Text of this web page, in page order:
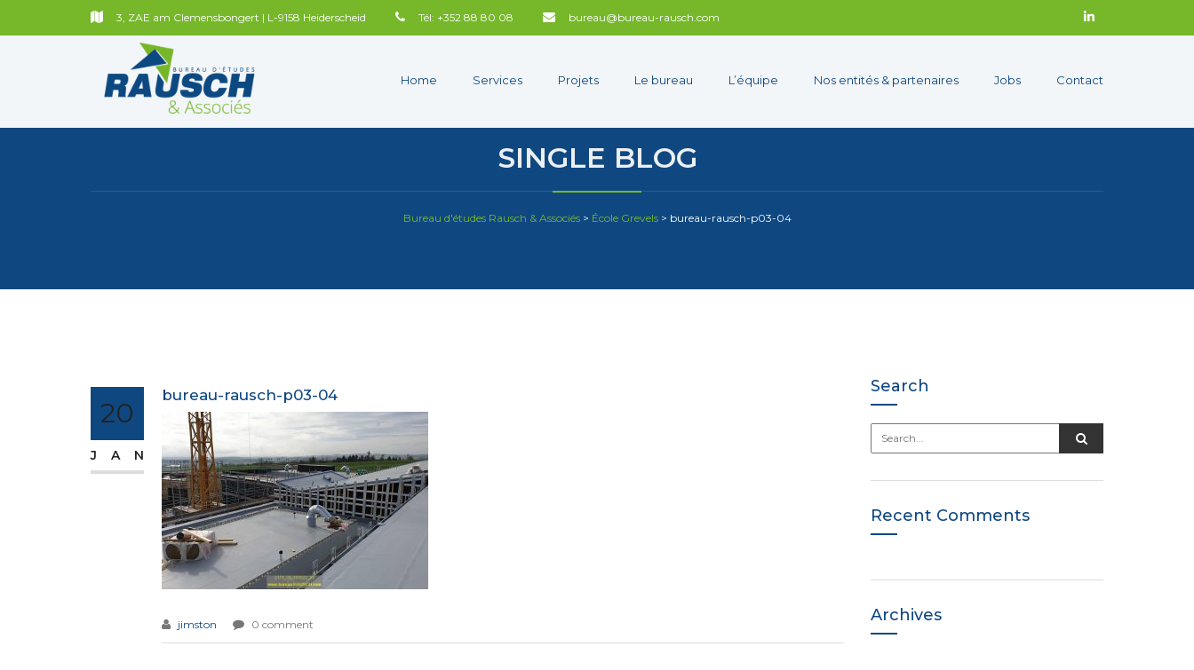
3, ZAE am Clemensbongert | L-9158 Heiderscheid Tél: +352 88 80 08 bureau@bureau-rausch.com
Home Services Projets Le bureau L’équipe Nos entités & partenaires Jobs Contact
SINGLE BLOG
Bureau d'études Rausch & Associés> École Grevels> bureau-rausch-p03-04
20
JAN
bureau-rausch-p03-04
jimston 0 comment
Search
Recent Comments
Archives